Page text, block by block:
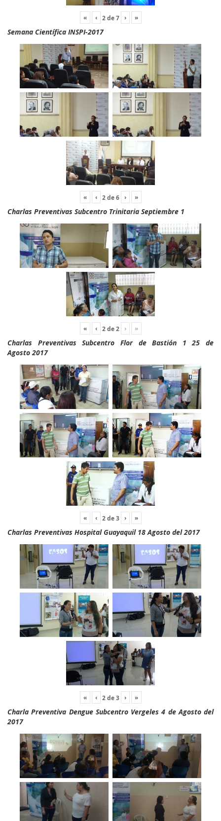
« ‹ 2de7 › »
Semana Científica INSPI-2017
« ‹ 2de6 › »
Charlas Preventivas Subcentro Trinitaria Septiembre 1
« ‹ 2de2 › »
Charlas Preventivas Subcentro Flor de Bastión 1 25 de
Agosto 2017
« ‹ 2de3 › »
Charlas Preventivas Hospital Guayaquil 18 Agosto del 2017
« ‹ 2de3 › »
Charla Preventiva Dengue Subcentro Vergeles 4 de Agosto del
2017